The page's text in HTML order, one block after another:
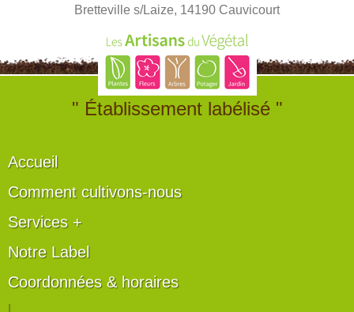
Bretteville s/Laize, 14190 Cauvicourt
" Établissement labélisé "
Accueil
Comment cultivons-nous
Services +
Notre Label
Coordonnées & horaires